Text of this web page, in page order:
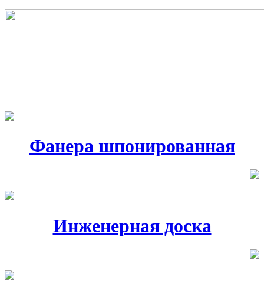
Фанера шпонированная
Инженерная доска